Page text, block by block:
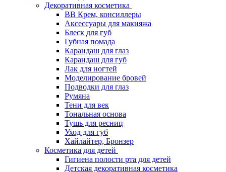
Декоративная косметика
BB Крем, консиллеры
Аксессуары для макияжа
Блеск для губ
Губная помада
Карандаш для глаз
Карандаш для губ
Лак для ногтей
Моделирование бровей
Подводки для глаз
Румяна
Тени для век
Тональная основа
Тушь для ресниц
Уход для губ
Хайлайтер, Бронзер
Косметика для детей
Гигиена полости рта для детей
Детская декоративная косметика